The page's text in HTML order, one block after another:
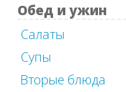
Обед и ужин
Салаты
Супы
Вторые блюда